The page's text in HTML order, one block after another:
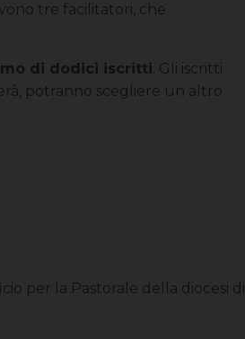
tre facilitatori, che
di dodici iscritti . Gli iscritti
potranno scegliere un altro
per la Pastorale della diocesi di